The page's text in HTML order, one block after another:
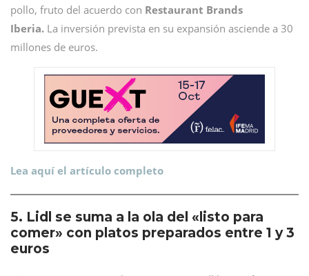
pollo, fruto del acuerdo con Restaurant Brands
Iberia. La inversión prevista en su expansión asciende a 30
millones de euros.
Lea aquí el artículo completo
5. Lidl se suma a la ola del «listo para
comer» con platos preparados entre 1 y 3
euros